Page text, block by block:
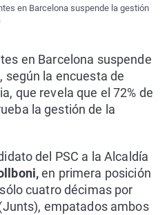
en Barcelona suspende la gestión
en Barcelona suspende
, según la encuesta de
que revela que el 72% de
la gestión de la
del PSC a la Alcaldía
en primera posición
cuatro décimas por
empatados ambos